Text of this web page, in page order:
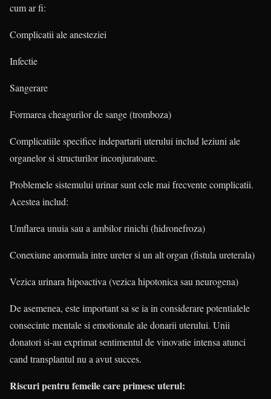
cum ar fi:
Complicatii ale anesteziei
Infectie
Sangerare
Formarea cheagurilor de sange (tromboza)
Complicatiile specifice indepartarii uterului includ leziuni ale
organelor si structurilor inconjuratoare.
Problemele sistemului urinar sunt cele mai frecvente complicatii.
Acestea includ:
Umflarea unuia sau a ambilor rinichi (hidronefroza)
Conexiune anormala intre ureter si un alt organ (fistula ureterala)
Vezica urinara hipoactiva (vezica hipotonica sau neurogena)
De asemenea, este important sa se ia in considerare potentialele
consecinte mentale si emotionale ale donarii uterului. Unii
donatori si-au exprimat sentimentul de vinovatie intensa atunci
cand transplantul nu a avut succes.
Riscuri pentru femeile care primesc uterul: